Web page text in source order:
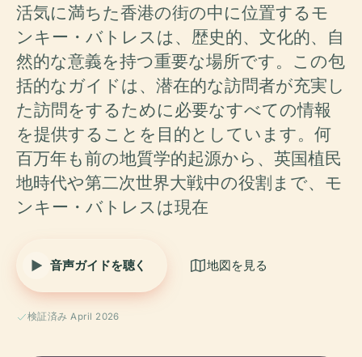
活気に満ちた香港の街の中に位置するモ
ンキー・バトレスは、歴史的、文化的、自
然的な意義を持つ重要な場所です。この包
括的なガイドは、潜在的な訪問者が充実し
た訪問をするために必要なすべての情報
を提供することを目的としています。何
百万年も前の地質学的起源から、英国植民
地時代や第二次世界大戦中の役割まで、モ
ンキー・バトレスは現在
音声ガイドを聴く 地図を見る
検証済み April 2026